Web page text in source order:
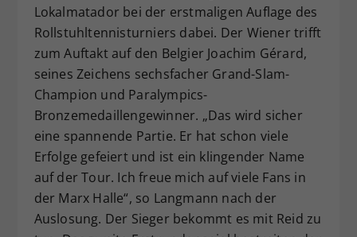
Lokalmatador bei der erstmaligen Auflage des
Rollstuhltennisturniers dabei. Der Wiener trifft
zum Auftakt auf den Belgier Joachim Gérard,
seines Zeichens sechsfacher Grand-Slam-
Champion und Paralympics-
Bronzemedaillengewinner. „Das wird sicher
eine spannende Partie. Er hat schon viele
Erfolge gefeiert und ist ein klingender Name
auf der Tour. Ich freue mich auf viele Fans in
der Marx Halle“, so Langmann nach der
Auslosung. Der Sieger bekommt es mit Reid zu